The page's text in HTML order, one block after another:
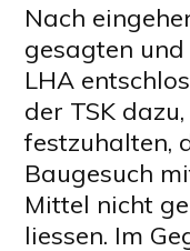
Nach
gesagten
LHA
der TSK
festzuhalten,
Baugesuch
Mittel nicht
liessen. Im